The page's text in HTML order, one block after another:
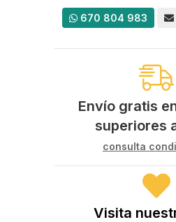
670 804 983
Envío gratis
superiores
consulta
Visita